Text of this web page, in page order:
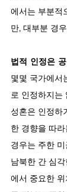
에서는 부분적
만, 대부분 경
법적 인정은
몇몇 국가에서
로 인정하지는
성혼은 인정하
한 경향을 따
경우는 주한
남북한 간 심
에서 중요한